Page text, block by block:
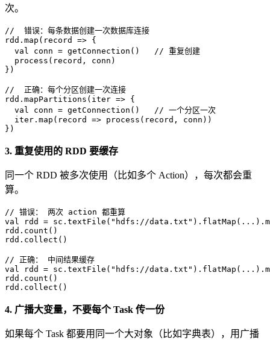
次。
//  错误：每条数据创建一次数据库连接
rdd.map(record => {
val conn = getConnection() // 重复创建
  process(record, conn)
})
//  正确：每个分区创建一次连接
rdd.mapPartitions(iter => {
val conn = getConnection() // 一个分区一次
  iter.map(record => process(record, conn))
})
3. 重复使用的 RDD 要缓存
同一个 RDD 被多次使用（比如多个 Action），每次都会重
算。
// 错误： 两次 action 都重算
val rdd = sc.textFile( "hdfs://data.txt"
rdd.count()
rdd.collect()
// 正确： 中间结果缓存
val rdd = sc.textFile( "hdfs://data.txt"
rdd.count()
rdd.collect()
4. 广播大变量，不要每个 Task 传一份
如果每个 Task 都要用同一个大对象（比如字典表），用广播